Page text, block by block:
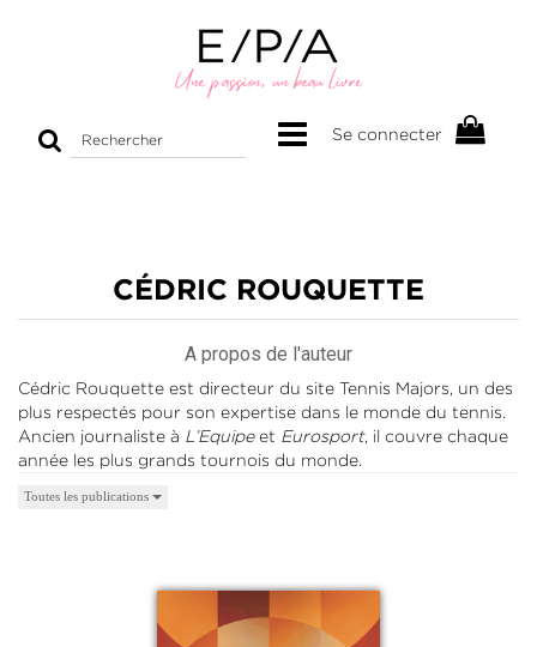
Rechercher
Se connecter
CÉDRIC ROUQUETTE
A propos de l'auteur
Cédric Rouquette est directeur du site Tennis Majors, un des
plus respectés pour son expertise dans le monde du tennis.
Ancien journaliste à L’Equipeet Eurosport, il couvre chaque
année les plus grands tournois du monde.
Toutes les publications